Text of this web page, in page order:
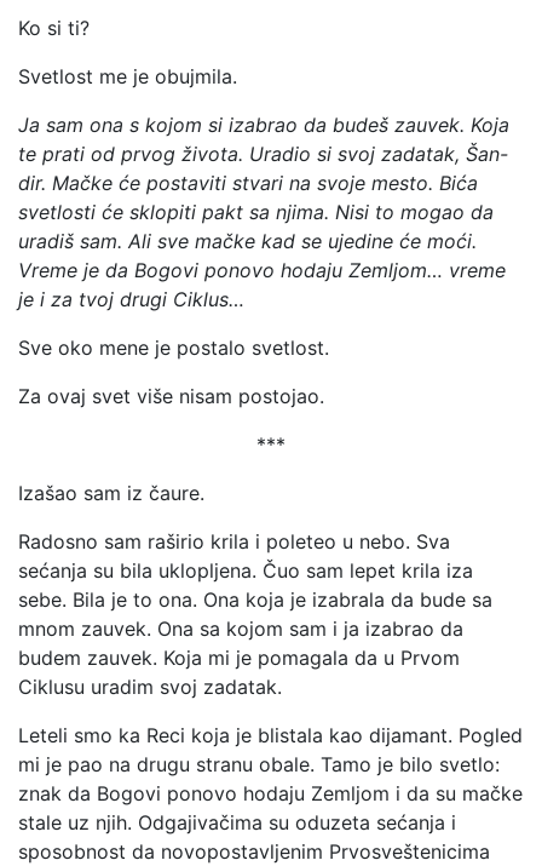
Ko si ti?
Svetlost me je obujmila.
Ja sam ona s kojom si izabrao da budeš zauvek. Koja
te prati od prvog života. Uradio si svoj zadatak, Šan-
dir. Mačke će postaviti stvari na svoje mesto. Bića
svetlosti će sklopiti pakt sa njima. Nisi to mogao da
uradiš sam. Ali sve mačke kad se ujedine će moći.
Vreme je da Bogovi ponovo hodaju Zemljom… vreme
je i za tvoj drugi Ciklus…
Sve oko mene je postalo svetlost.
Za ovaj svet više nisam postojao.
***
Izašao sam iz čaure.
Radosno sam raširio krila i poleteo u nebo. Sva
sećanja su bila uklopljena. Čuo sam lepet krila iza
sebe. Bila je to ona. Ona koja je izabrala da bude sa
mnom zauvek. Ona sa kojom sam i ja izabrao da
budem zauvek. Koja mi je pomagala da u Prvom
Ciklusu uradim svoj zadatak.
Leteli smo ka Reci koja je blistala kao dijamant. Pogled
mi je pao na drugu stranu obale. Tamo je bilo svetlo:
znak da Bogovi ponovo hodaju Zemljom i da su mačke
stale uz njih. Odgajivačima su oduzeta sećanja i
sposobnost da novopostavljenim Prvosveštenicima